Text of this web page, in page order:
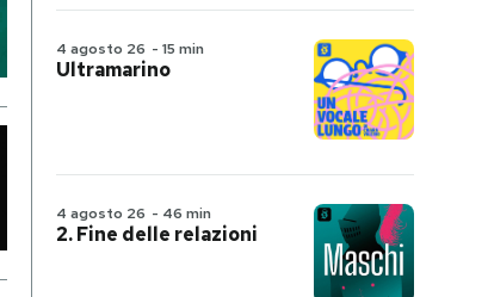
4 agosto 26 - 15 min
Ultramarino
4 agosto 26 - 46 min
2. Fine delle relazioni